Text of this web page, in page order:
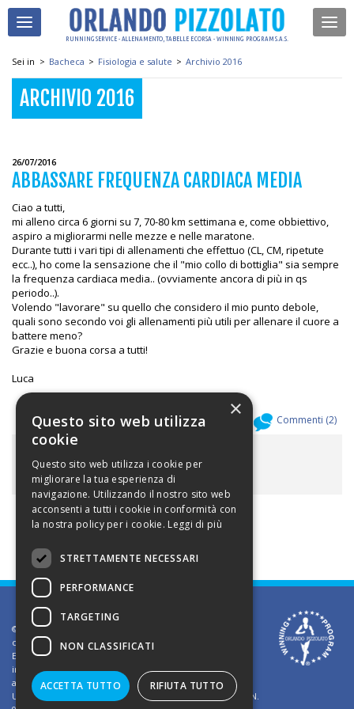
RUNNING SERVICE - ALLENAMENTO, TABELLE E CORSA - WINNING PROGRAM S.A.S.
Sei in > Bacheca > Fisiologia e salute > Archivio 2016
ARCHIVIO 2016
26/07/2016
ABBASSARE FREQUENZA CARDIACA MEDIA
Ciao a tutti,
mi alleno circa 6 giorni su 7, 70-80 km settimana e, come obbiettivo,
aspiro a migliorarmi nelle mezze e nelle maratone.
Durante tutti i vari tipi di allenamenti che effettuo (CL, CM, ripetute
ecc..), ho come la sensazione che il "mio collo di bottiglia" sia sempre
la frequenza cardiaca media.. (ovviamente ancora di più in qs
periodo..).
Volendo "lavorare" su quello che considero il mio punto debole,
quali sono secondo voi gli allenamenti più utili per allenare il cuore a
battere meno?
Grazie e buona corsa a tutti!
Luca
Allegati ( Commenti (2)
ALLEGATI
©2002 Informativa sui diritti d'autore. Le informazioni
contenute in questo sito sono solo per uso privato.
E' vietato riprodurre o divulgare in qualsiasi forma le
informazioni contenute in questo sito, salvo previa
autorizzazione di Orlando Pizzolato
Ufficio del Registro delle Imprese di Vicenza - Iscrizione N.
×
Questo sito web utilizza
cookie
Questo sito web utilizza i cookie per
migliorare la tua esperienza di
navigazione. Utilizzando il nostro sito web
acconsenti a tutti i cookie in conformità con
la nostra policy per i cookie. Leggi di più
STRETTAMENTE NECESSARI
PERFORMANCE
TARGETING
NON CLASSIFICATI
ACCETTA TUTTO RIFIUTA TUTTO